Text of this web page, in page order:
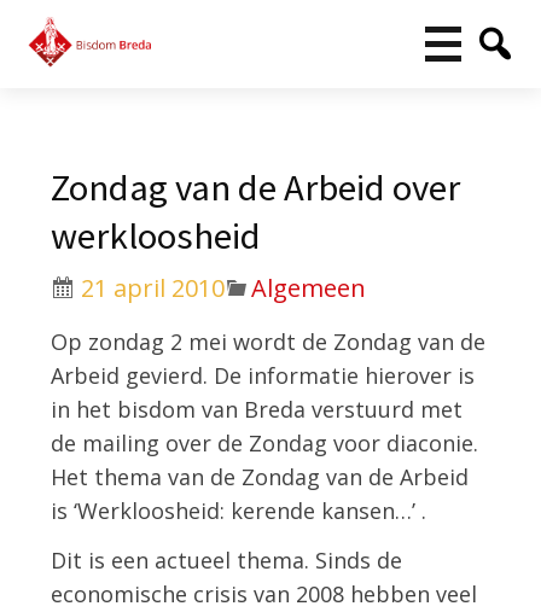
Zondag van de Arbeid over
werkloosheid
21 april 2010 Algemeen
Op zondag 2 mei wordt de Zondag van de
Arbeid gevierd. De informatie hierover is
in het bisdom van Breda verstuurd met
de mailing over de Zondag voor diaconie.
Het thema van de Zondag van de Arbeid
is ‘Werkloosheid: kerende kansen…’ .
Dit is een actueel thema. Sinds de
economische crisis van 2008 hebben veel